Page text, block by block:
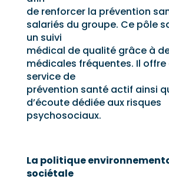
de renforcer la prévention
salariés du groupe. Ce pôle
un suivi
médical de qualité grâce à
médicales fréquentes. Il
service de
prévention santé actif ainsi
d’écoute dédiée aux risques
psychosociaux.
La politique
sociétale